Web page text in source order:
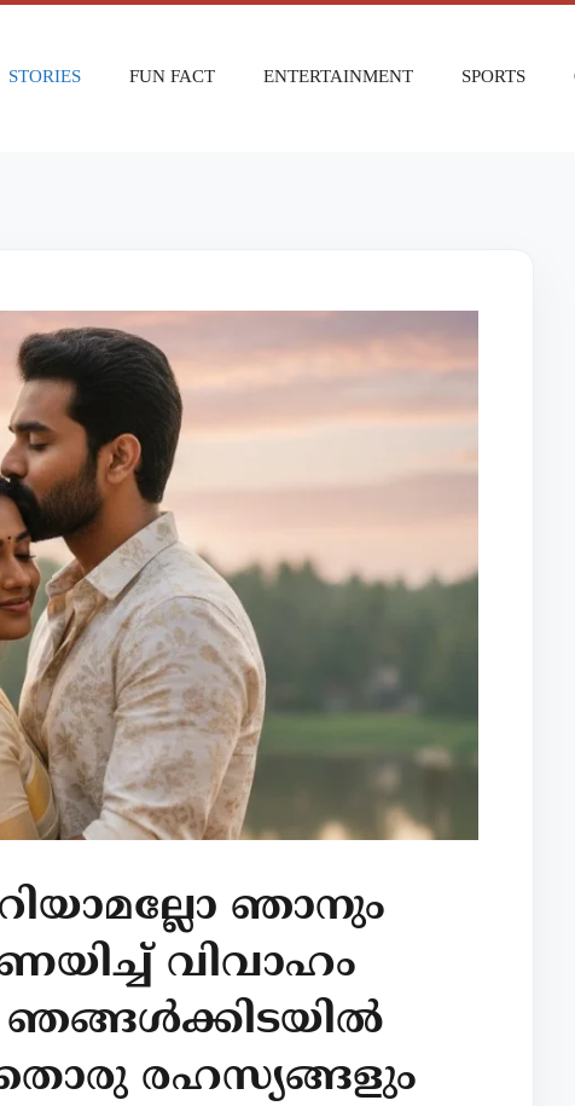
STORIES FUN FACT ENTERTAINMENT SPORTS
ഞാനും
വിവാഹം
ഞങ്ങൾക്കിടയിൽ
രഹസ്യങ്ങളും